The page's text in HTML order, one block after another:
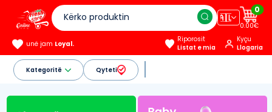
🇦🇱
0
0.00€
unë jam Loyal.
Riporosit
Listat e mia
Kyçu
Llogaria
Kategoritë Qyteti